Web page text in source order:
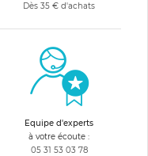
Dès 35 € d'achats
Equipe d'experts
à votre écoute :
05 31 53 03 78